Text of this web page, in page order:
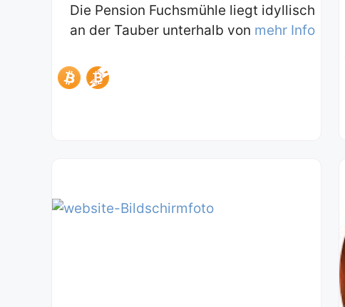
Die Pension Fuchsmühle liegt idyllisch
an der Tauber unterhalb von mehr Info